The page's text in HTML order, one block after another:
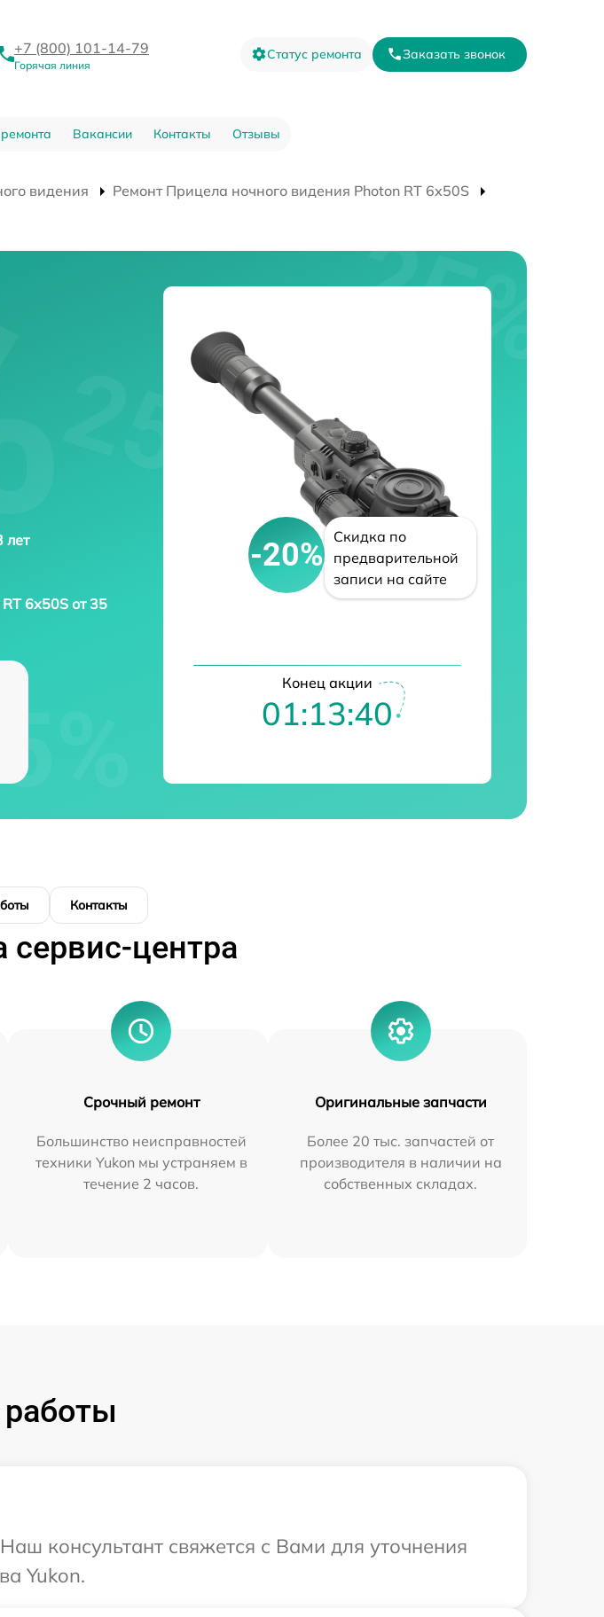
+7 (800) 101-14-79
Горячая линия
Статус ремонта Заказать звонок
Вакансии Контакты Отзывы
видения
Ремонт Прицела ночного видения Photon RT 6х50S
лет
6х50S от 35
-20%
Скидка по
предварительной
записи на сайте
Конец акции
01:13:39
Контакты
центра
Срочный ремонт
Большинство неисправностей
техники Yukon мы устраняем в
течение 2 часов.
Оригинальные запчасти
Более 20 тыс. запчастей от
производителя в наличии на
собственных складах.
консультант свяжется с Вами для уточнения
Yukon.